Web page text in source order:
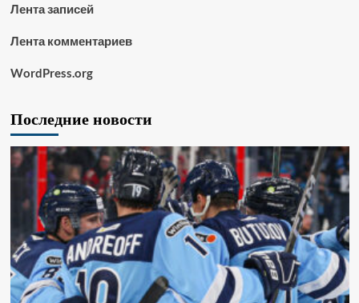
Лента записей
Лента комментариев
WordPress.org
Последние новости